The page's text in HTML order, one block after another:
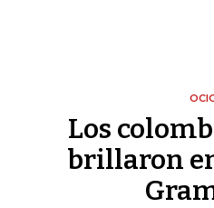
Los
brillaron